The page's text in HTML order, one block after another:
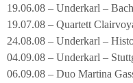
19.06.08 – Underkarl –
19.07.08 – Quartett
24.08.08 – Underkarl –
04.09.08 – Underkarl –
06.09.08 – Duo Martina